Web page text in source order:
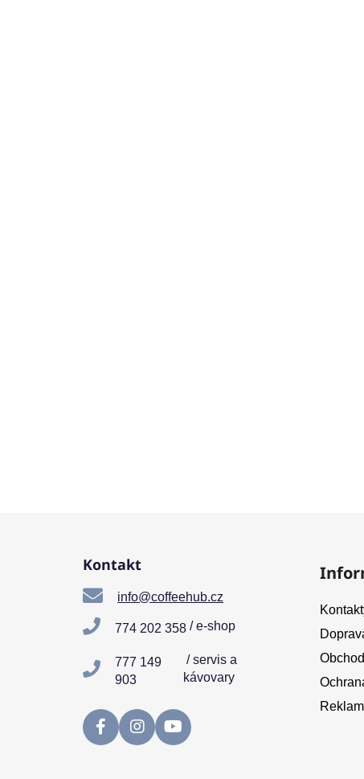
Kontakt
info@coffeehub.cz
774 202 358 / e-shop
777 149
903
/ servis a
kávovary